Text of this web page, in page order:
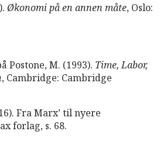
Økonomi på en annen måte, Oslo:
Postone, M. (1993). Time, Labor,
, Cambridge: Cambridge
Fra Marx’ til nyere
forlag, s. 68.